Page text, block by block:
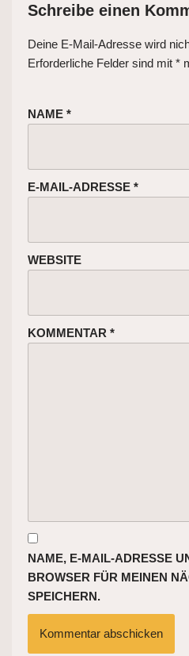
Schreibe einen
Deine E-Mail-Adresse wird
Erforderliche Felder sind mit *
NAME *
E-MAIL-ADRESSE *
WEBSITE
KOMMENTAR *
NAME, E-MAIL-ADRESSE
BROWSER FÜR MEINEN
SPEICHERN.